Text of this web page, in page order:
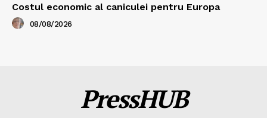
Costul economic al caniculei pentru Europa
08/08/2026
PressHUB